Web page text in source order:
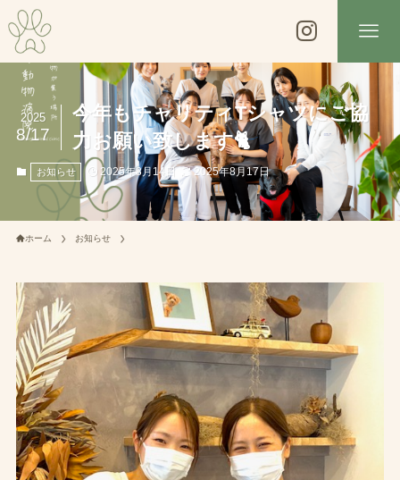
今年もチャリティTシャツにご協
力お願い致します🐈
2025
8/17
お知らせ 2025年8月14日 2025年8月17日
ホーム お知らせ